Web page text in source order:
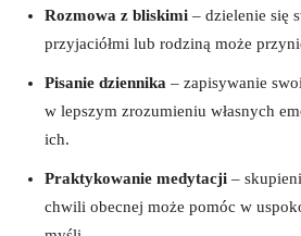
Rozmowa z bliskimi – dzielenie się
przyjaciółmi lub rodziną może
Pisanie dziennika – zapisywanie
w lepszym zrozumieniu własnych
ich.
Praktykowanie medytacji –
chwili obecnej może pomóc w